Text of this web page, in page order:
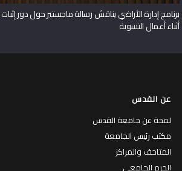
برنامج إدارة الأراضي يناقش رسالة ماجستير حول دور
أثناء أعمال التسوية
عن القدس
لمحة عن جامعة القدس
مكتب رئيس الجامعة
المتاحف والمراكز
الحرم الجامعي